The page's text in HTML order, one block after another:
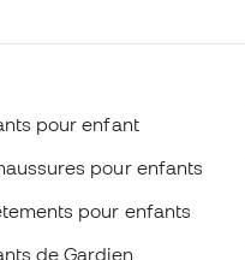
pour enfant
pour enfants
pour enfants
de Gardien